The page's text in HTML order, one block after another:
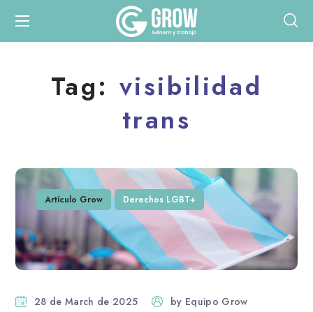
Tag: visibilidad
trans
Artículo Grow Derechos LGBT+
28 de March de 2025 by Equipo Grow